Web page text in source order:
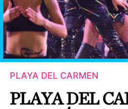
PLAYA DEL CARMEN
PLAYA DEL